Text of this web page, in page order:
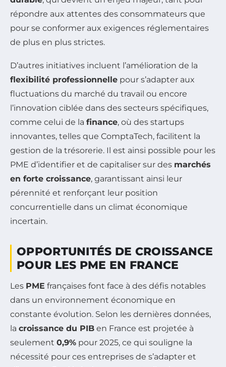
répondre aux attentes des consommateurs que
pour se conformer aux exigences réglementaires
de plus en plus strictes.
D’autres initiatives incluent l’amélioration de la
flexibilité professionnelle pour s’adapter aux
fluctuations du marché du travail ou encore
l’innovation ciblée dans des secteurs spécifiques,
comme celui de la finance, où des startups
innovantes, telles que ComptaTech, facilitent la
gestion de la trésorerie. Il est ainsi possible pour les
PME d’identifier et de capitaliser sur des marchés
en forte croissance, garantissant ainsi leur
pérennité et renforçant leur position
concurrentielle dans un climat économique
incertain.
OPPORTUNITÉS DE CROISSANCE
POUR LES PME EN FRANCE
Les PME françaises font face à des défis notables
dans un environnement économique en
constante évolution. Selon les dernières données,
la croissance du PIB en France est projetée à
seulement 0,9% pour 2025, ce qui souligne la
nécessité pour ces entreprises de s’adapter et